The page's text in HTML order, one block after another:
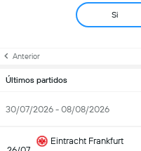
Si
Anterior
Últimos partidos
30/07/2026 - 08/08/2026
Eintracht Frankfurt